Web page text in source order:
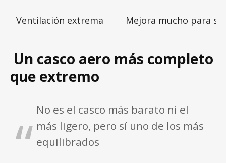
Ventilación extrema Mejora mucho para
Un casco aero más completo
que extremo
No es el casco más barato ni el
más ligero, pero sí uno de los más
equilibrados